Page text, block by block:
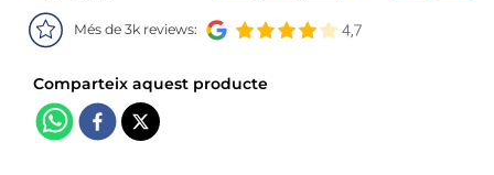
Més de 3k reviews:
10. coliflor